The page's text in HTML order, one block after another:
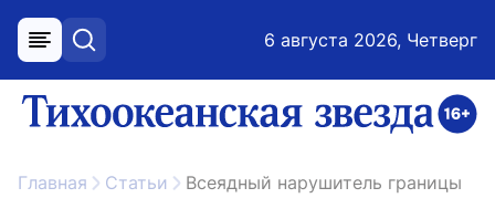
меню поиск 6 августа 2026, Четверг
ссылка на главную
Главная Статьи Всеядный нарушитель границы